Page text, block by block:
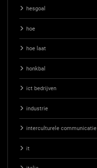
hesgoal
hoe
hoe laat
honkbal
ict bedrijven
industrie
interculturele communicatie
it